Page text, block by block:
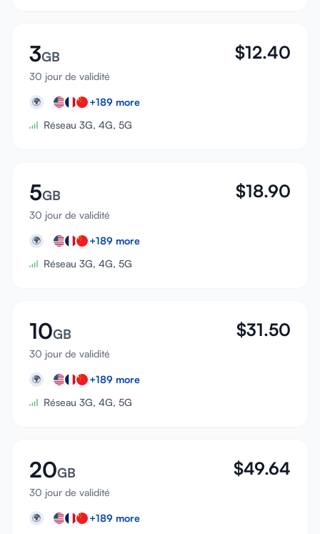
3GB
30 jour de validité
$12.40
🌍 +189 more
Réseau 3G, 4G, 5G
5GB
30 jour de validité
$18.90
🌍 +189 more
Réseau 3G, 4G, 5G
10GB
30 jour de validité
$31.50
🌍 +189 more
Réseau 3G, 4G, 5G
20GB
30 jour de validité
$49.64
🌍 +189 more